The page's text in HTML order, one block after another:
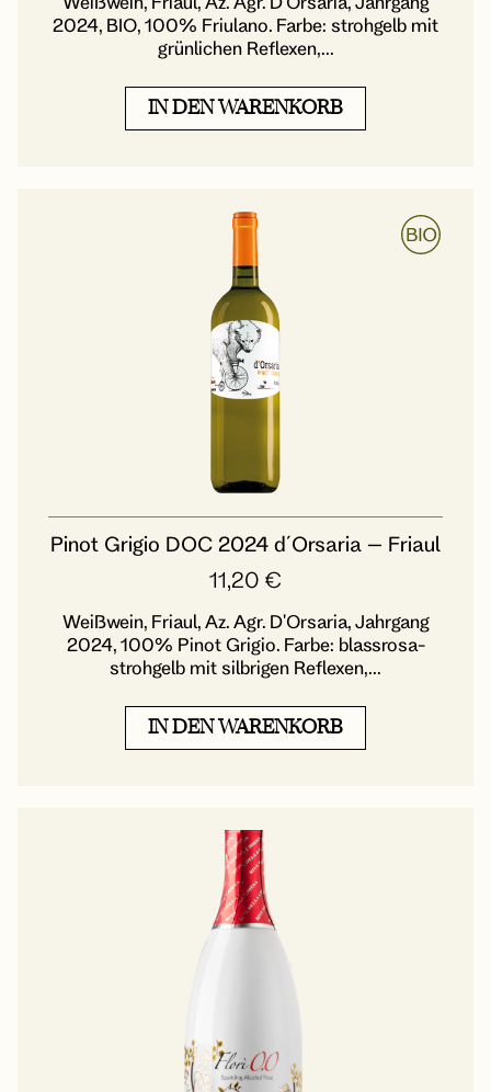
2024, BIO, 100% Friulano. Farbe: strohgelb mit
grünlichen Reflexen,...
IN DEN WARENKORB
Pinot Grigio DOC 2024 d´Orsaria – Friaul
11,20 €
Weißwein, Friaul, Az. Agr. D'Orsaria, Jahrgang
2024, 100% Pinot Grigio. Farbe: blassrosa-
strohgelb mit silbrigen Reflexen,...
IN DEN WARENKORB